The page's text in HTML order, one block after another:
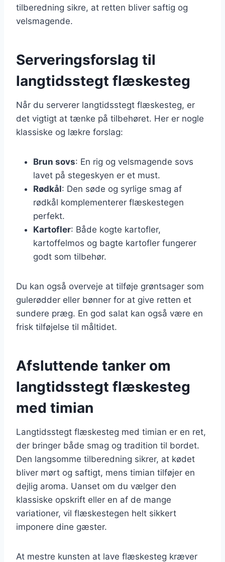
tilberedning sikre, at retten bliver saftig og
velsmagende.
Serveringsforslag til
langtidsstegt flæskesteg
Når du serverer langtidsstegt flæskesteg, er
det vigtigt at tænke på tilbehøret. Her er nogle
klassiske og lækre forslag:
Brun sovs: En rig og velsmagende sovs
lavet på stegeskyen er et must.
Rødkål: Den søde og syrlige smag af
rødkål komplementerer flæskestegen
perfekt.
Kartofler: Både kogte kartofler,
kartoffelmos og bagte kartofler fungerer
godt som tilbehør.
Du kan også overveje at tilføje grøntsager som
gulerødder eller bønner for at give retten et
sundere præg. En god salat kan også være en
frisk tilføjelse til måltidet.
Afsluttende tanker om
langtidsstegt flæskesteg
med timian
Langtidsstegt flæskesteg med timian er en ret,
der bringer både smag og tradition til bordet.
Den langsomme tilberedning sikrer, at kødet
bliver mørt og saftigt, mens timian tilføjer en
dejlig aroma. Uanset om du vælger den
klassiske opskrift eller en af de mange
variationer, vil flæskestegen helt sikkert
imponere dine gæster.
At mestre kunsten at lave flæskesteg kræver